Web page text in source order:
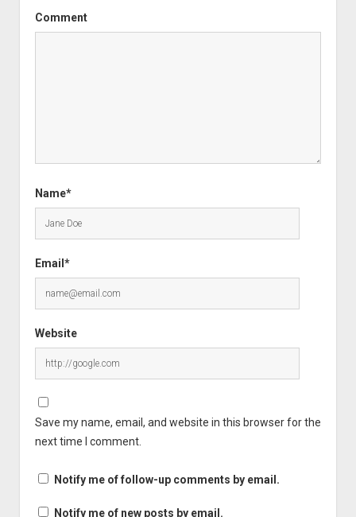
Comment
Name*
Email*
Website
Save my name, email, and website in this browser for the
next time I comment.
Notify me of follow-up comments by email.
Notify me of new posts by email.